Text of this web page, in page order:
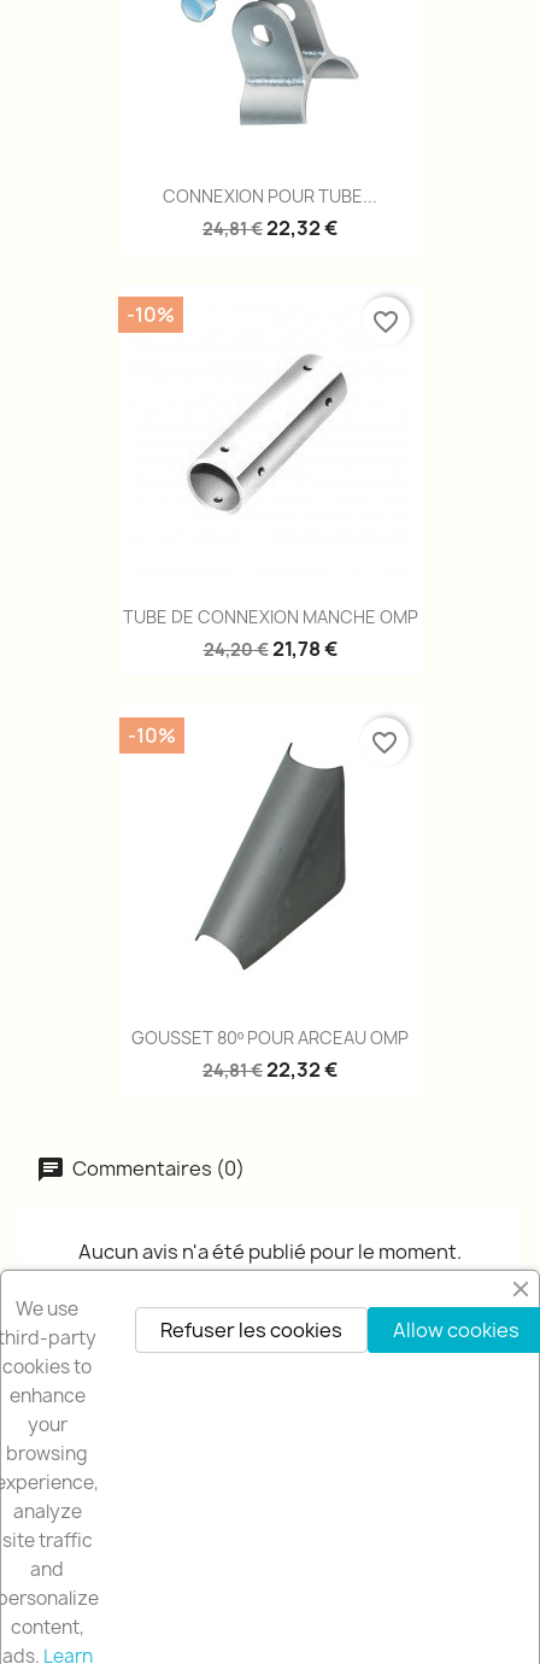
CONNEXION POUR TUBE...
24,81 €22,32 €
TUBE DE CONNEXION MANCHE OMP
24,20 €21,78 €
-10% favorite_border
GOUSSET 80º POUR ARCEAU OMP
24,81 €22,32 €
-10% favorite_border
Commentaires (0)
Aucun avis n'a été publié pour le moment.
NOTRE SOCIETÉ
NOTRE BOUTIQUE
VOTRE COMPTE
INFORMATIONS
We use
party
cookies to
enhance
your
browsing
analyze
site traffic
and
content,
ads. Learn
Allow cookies
Refuser les cookies